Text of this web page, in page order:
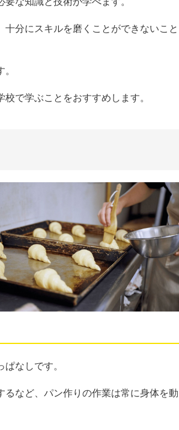
分にスキルを磨くことができないこと
で学ぶことをおすすめします。
なしです。
など、パン作りの作業は常に身体を動